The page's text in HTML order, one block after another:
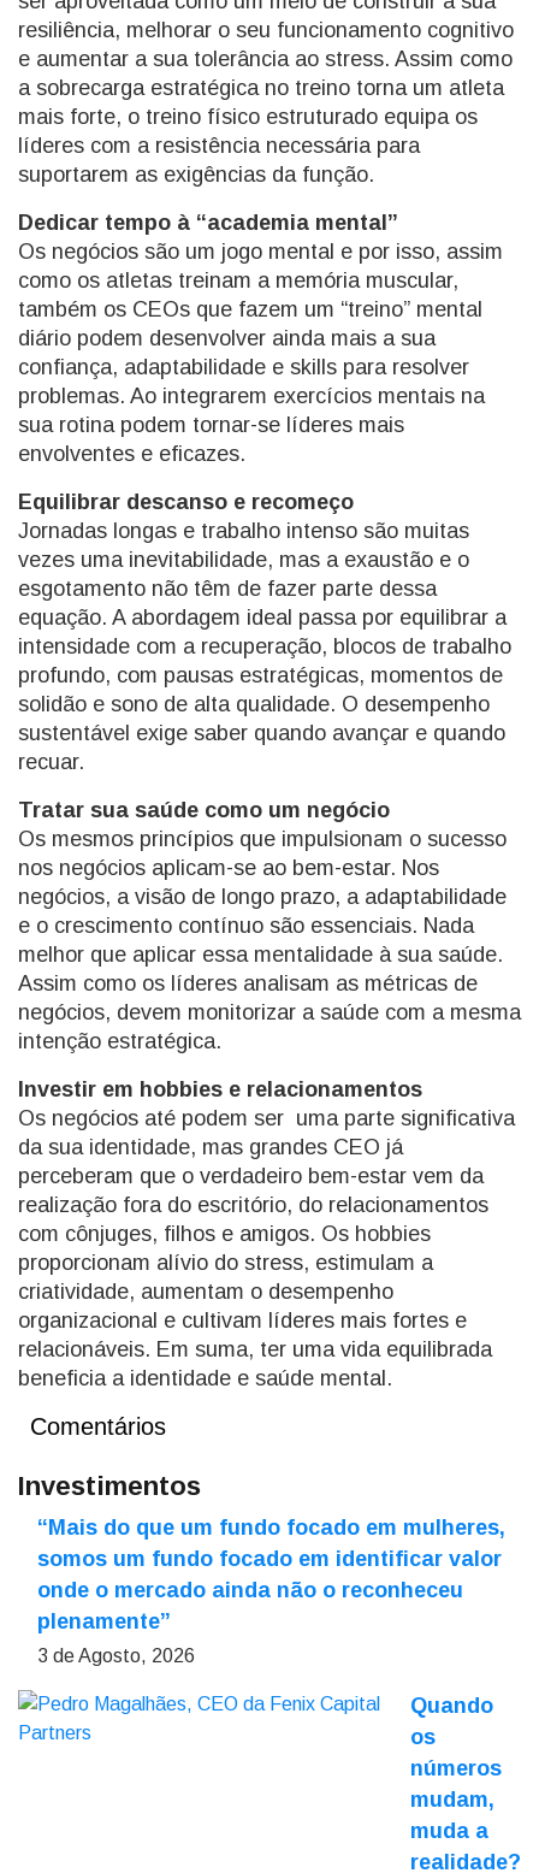
resiliência, melhorar o seu funcionamento cognitivo
e aumentar a sua tolerância ao stress. Assim como
a sobrecarga estratégica no treino torna um atleta
mais forte, o treino físico estruturado equipa os
líderes com a resistência necessária para
suportarem as exigências da função.
Dedicar tempo à “academia mental”
Os negócios são um jogo mental e por isso, assim
como os atletas treinam a memória muscular,
também os CEOs que fazem um “treino” mental
diário podem desenvolver ainda mais a sua
confiança, adaptabilidade e skills para resolver
problemas. Ao integrarem exercícios mentais na
sua rotina podem tornar-se líderes mais
envolventes e eficazes.
Equilibrar descanso e recomeço
Jornadas longas e trabalho intenso são muitas
vezes uma inevitabilidade, mas a exaustão e o
esgotamento não têm de fazer parte dessa
equação. A abordagem ideal passa por equilibrar a
intensidade com a recuperação, blocos de trabalho
profundo, com pausas estratégicas, momentos de
solidão e sono de alta qualidade. O desempenho
sustentável exige saber quando avançar e quando
recuar.
Tratar sua saúde como um negócio
Os mesmos princípios que impulsionam o sucesso
nos negócios aplicam-se ao bem-estar. Nos
negócios, a visão de longo prazo, a adaptabilidade
e o crescimento contínuo são essenciais. Nada
melhor que aplicar essa mentalidade à sua saúde.
Assim como os líderes analisam as métricas de
negócios, devem monitorizar a saúde com a mesma
intenção estratégica.
Investir em hobbies e relacionamentos
Os negócios até podem ser uma parte significativa
da sua identidade, mas grandes CEO já
perceberam que o verdadeiro bem-estar vem da
realização fora do escritório, do relacionamentos
com cônjuges, filhos e amigos. Os hobbies
proporcionam alívio do stress, estimulam a
criatividade, aumentam o desempenho
organizacional e cultivam líderes mais fortes e
relacionáveis. Em suma, ter uma vida equilibrada
beneficia a identidade e saúde mental.
Comentários
Investimentos
“Mais do que um fundo focado em mulheres,
somos um fundo focado em identificar valor
onde o mercado ainda não o reconheceu
plenamente”
3 de Agosto, 2026
Quando
os
números
mudam,
muda a
realidade?